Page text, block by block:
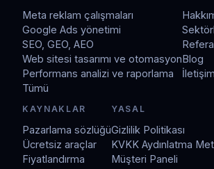
Meta reklam çalışmaları
Google Ads yönetimi
SEO, GEO, AEO
Web sitesi tasarımı ve otomasyon
Performans analizi ve raporlama
Tümü
Blog
İletişim
KAYNAKLAR
Pazarlama sözlüğü
Ücretsiz araçlar
Fiyatlandırma
YASAL
Gizlilik Politikası
KVKK Aydınlatma
Müşteri Paneli